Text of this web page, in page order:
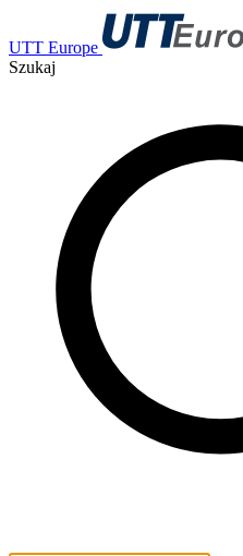
UTT Europe
Szukaj